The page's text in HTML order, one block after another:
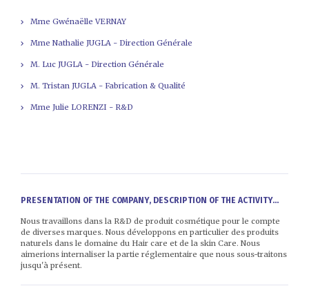
Mme Gwénaëlle VERNAY
Mme Nathalie JUGLA - Direction Générale
M. Luc JUGLA - Direction Générale
M. Tristan JUGLA - Fabrication & Qualité
Mme Julie LORENZI - R&D
PRESENTATION OF THE COMPANY, DESCRIPTION OF THE ACTIVITY...
Nous travaillons dans la R&D de produit cosmétique pour le compte
de diverses marques. Nous développons en particulier des produits
naturels dans le domaine du Hair care et de la skin Care. Nous
aimerions internaliser la partie réglementaire que nous sous-traitons
jusqu'à présent.